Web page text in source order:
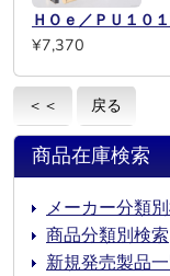
ＨＯｅ／ＰＵ１０
¥7,370
＜＜ 戻る
商品在庫検索
メーカー分類
商品分類別検索
新規発売製品